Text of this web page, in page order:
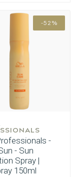
-52%
-
- Sun
Spray |
150ml